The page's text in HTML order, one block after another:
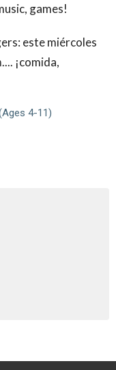
games!
este miércoles
¡comida,
4-11)